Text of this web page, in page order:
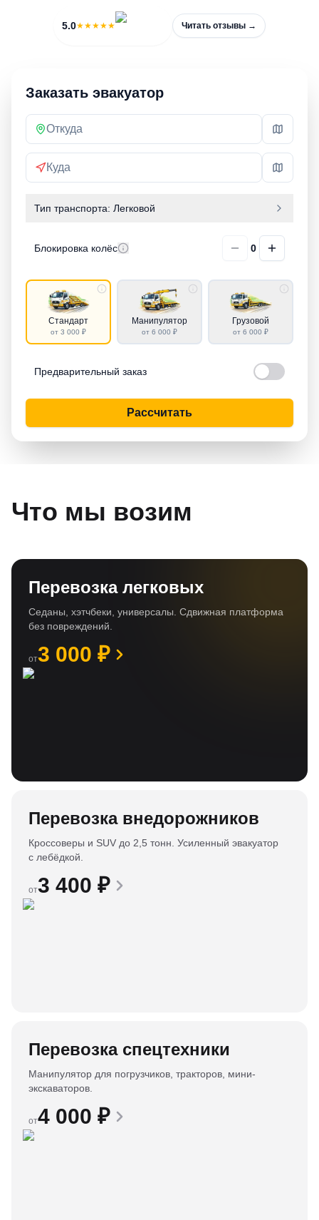
5.0★★★★★ Читать отзывы →
Заказать эвакуатор
Тип транспорта: Легковой
Блокировка колёс 0
Стандарт
от 3 000 ₽
Манипулятор
от 6 000 ₽
Грузовой
от 6 000 ₽
Предварительный заказ
Рассчитать
Что мы возим
Перевозка легковых
Седаны, хэтчбеки, универсалы. Сдвижная платформа
без повреждений.
от3 000 ₽
Перевозка внедорожников
Кроссоверы и SUV до 2,5 тонн. Усиленный эвакуатор
с лебёдкой.
от3 400 ₽
Перевозка спецтехники
Манипулятор для погрузчиков, тракторов, мини-
экскаваторов.
от4 000 ₽